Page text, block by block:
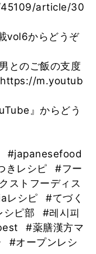
article/30
vol6からどうぞ
とのご飯の支度
https://m.youtub
』からどう
#japanesefood
きレシピ
#フー
ストフーディス
レシピ
#てづく
シピ部
#레시피
#薬膳漢方マ
#オープンレシ